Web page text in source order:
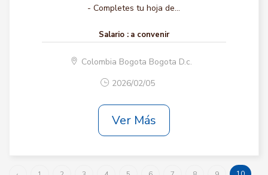
- Completes tu hoja de...
Salario : a convenir
Colombia Bogota Bogota D.c.
2026/02/05
Ver Más